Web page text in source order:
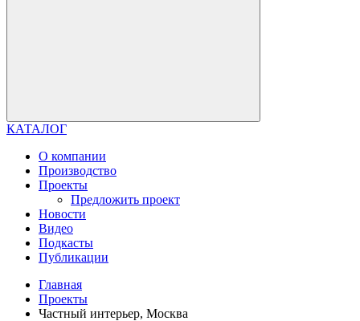
КАТАЛОГ
О компании
Производство
Проекты
Предложить проект
Новости
Видео
Подкасты
Публикации
Главная
Проекты
Частный интерьер, Москва